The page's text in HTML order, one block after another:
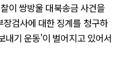
이 쌍방울 대북송금 사건을
검사에 대한 징계를 청구하
내기 운동'이 벌어지고 있어서